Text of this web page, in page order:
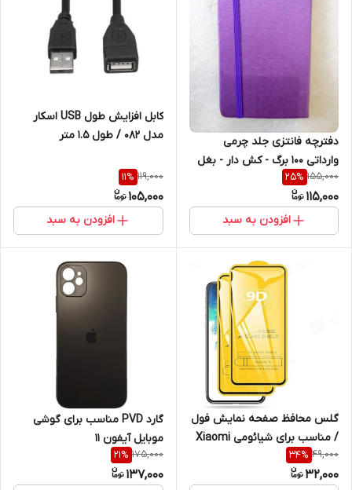
دفترچه فانتزی جلد چرمی
وارداتی 100 برگ - کش دار - بغل
رنگین کمانی
155,000
25%
115,000
افزودن به سبد
کابل افزایش طول USB اسکار
مدل 082 / طول 1.5 متر
119,000
11%
105,000
افزودن به سبد
گلس محافظ صفحه نمایش فول
/ مناسب برای شیائومی Xiaomi
Redmi 11 LITE
49,000
34%
32,000
گارد PVD مناسب برای گوشی
موبایل آیفون 11
175,000
21%
137,000